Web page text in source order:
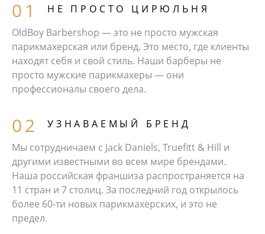
НЕ ПРОСТО ЦИРЮЛЬНЯ
OldBoy Barbershop — это не просто мужская
парикмахерская или бренд. Это место, где клиенты
находят себя и свой стиль. Наши барберы не
просто мужские парикмахеры — они
профессионалы своего дела.
УЗНАВАЕМЫЙ БРЕНД
Мы сотрудничаем с Jack Daniels, Truefitt & Hill и
другими известными во всем мире брендами.
Наша российская франшиза распространяется на
11 стран и 7 столиц. За последний год открылось
более 60‑ти новых парикмахерских, и это не
предел.